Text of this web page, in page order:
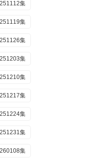
集
集
集
集
集
集
集
集
集